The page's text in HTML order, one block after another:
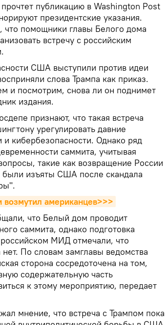
публикацию в Washington Post
президентские указания.
что помощники главы Белого дома
встречу с российским
США выступили против идеи
слова Трампа как приказ.
и посмотрим, снова ли он поднимет
издания.
признают, что такая встреча
урегулировать давние
кибербезопасности. Однако ряд
саммита, учитывая
такие как возвращение России
были изъяты США после скандала
американцев>>>
что Белый дом проводит
саммита, однако подготовка
МИД отмечали, что
По словам замглавы ведомства
сторона сосредоточена на том,
содержательную часть
к этому мероприятию, передает
мнение, что встреча с Трампом пока